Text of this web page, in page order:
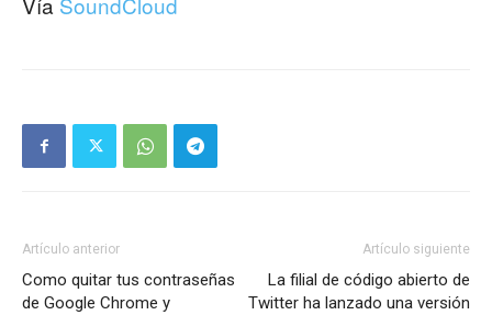
Artículo anterior
Como quitar tus contraseñas
de Google Chrome y
Artículo siguiente
La filial de código abierto de
Twitter ha lanzado una versión